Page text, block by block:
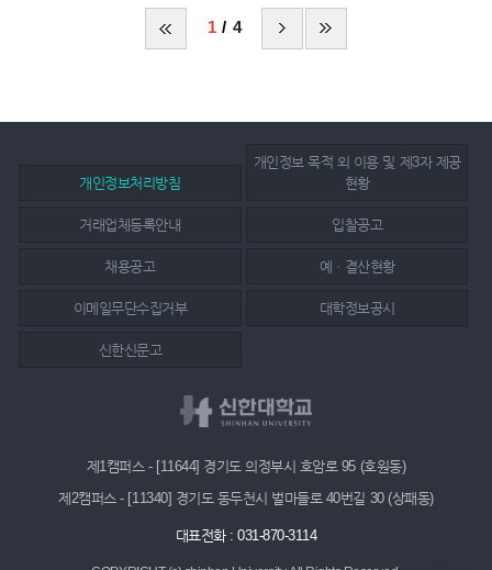
1 4
개인정보처리방침
개인정보 목적 외 이용 및 제3자 제공
현황
거래업체등록안내 입찰공고
채용공고 예ㆍ결산현황
이메일무단수집거부 대학정보공시
신한신문고
제1캠퍼스 - [11644] 경기도 의정부시 호암로 95 (호원동)
제2캠퍼스 - [11340] 경기도 동두천시 벌마들로 40번길 30 (상패동)
대표전화 : 031-870-3114